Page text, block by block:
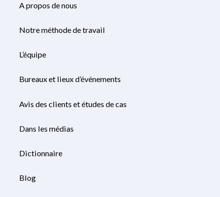
A propos de nous
Notre méthode de travail
L’équipe
Bureaux et lieux d’événements
Avis des clients et études de cas
Dans les médias
Dictionnaire
Blog